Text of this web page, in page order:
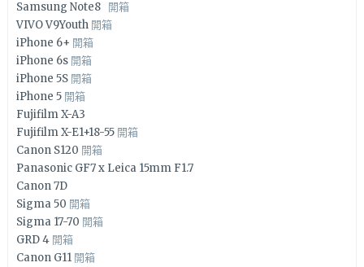
Samsung Note8 開箱
VIVO V9Youth 開箱
iPhone 6+ 開箱
iPhone 6s 開箱
iPhone 5S 開箱
iPhone 5 開箱
Fujifilm X-A3
Fujifilm X-E1+18-55 開箱
Canon S120 開箱
Panasonic GF7 x Leica 15mm F1.7
Canon 7D
Sigma 50 開箱
Sigma 17-70 開箱
GRD 4 開箱
Canon G11 開箱